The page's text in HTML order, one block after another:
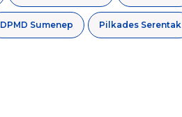
DPMD Sumenep Pilkades Serentak